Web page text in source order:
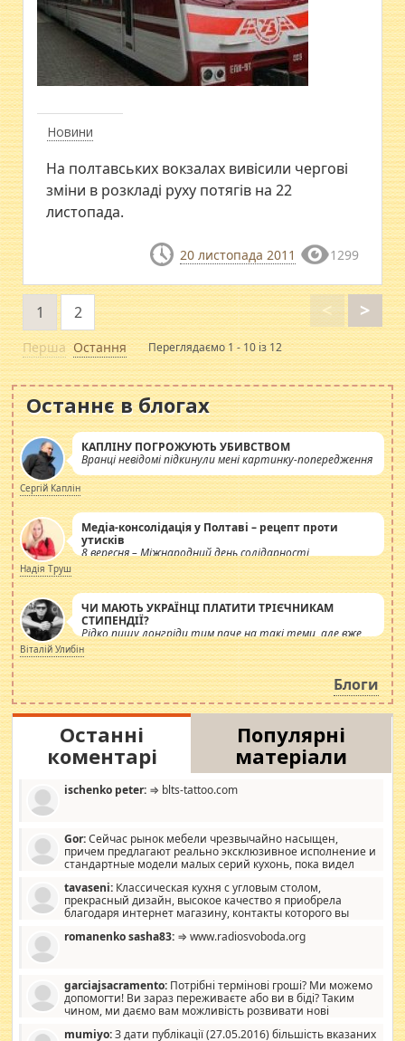
Новини
На полтавських вокзалах вивісили чергові
зміни в розкладі руху потягів на 22
листопада.
20 листопада 2011 1299
Перша
<
1 2 >
Остання Переглядаємо 1 - 10 із 12
Останнє в блогах
КАПЛІНУ ПОГРОЖУЮТЬ УБИВСТВОМ
Вранці невідомі підкинули мені картинку-попередження
Сергій Каплін
Медіа-консолідація у Полтаві – рецепт проти
утисків
8 вересня – Міжнародний день солідарності
журналістів.
Надія Труш
ЧИ МАЮТЬ УКРАЇНЦІ ПЛАТИТИ ТРІЄЧНИКАМ
СТИПЕНДІЇ?
Рідко пишу лонгріди тим паче на такі теми, але вже
просто дістало! Обурюють сьогоднішні інсенуації
навколо стипендіального питання. Штучно
роздувається ще одна соціальна катастрофа.
Віталій Улибін
Блоги
Останні
коментарі
Популярні
матеріали
ischenko peter: ⇒ blts-tattoo.com
Gor:Сейчас рынок мебели чрезвычайно насыщен,
причем предлагают реально эксклюзивное исполнение и
стандартные модели малых серий кухонь, пока видел
стандартные формы, в MebelOk, креативненько и что главное -
со вкусом все в порядке, без ненужных наворотов удорожающих
мебель, а это не последний фактор.
tavaseni: Классическая кухня с угловым столом,
прекрасный дизайн, высокое качество я приобрела
благодаря интернет магазину, контакты которого вы
romanenko sasha83: ⇒ www.radiosvoboda.org
garciajsacramento: Потрібні термінові гроші? Ми можемо
допомогти! Ви зараз переживаєте або ви в біді? Таким
чином, ми даємо вам можливість розвивати нові
допомагати людям, які намагаються дати їм шанс. Кожен
mumiyo:З дати публікації (27.05.2016) більшість вказаних